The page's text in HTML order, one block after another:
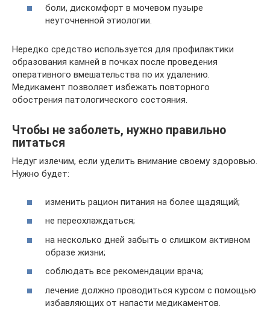
боли, дискомфорт в мочевом пузыре
неуточненной этиологии.
Нередко средство используется для профилактики
образования камней в почках после проведения
оперативного вмешательства по их удалению.
Медикамент позволяет избежать повторного
обострения патологического состояния.
Чтобы не заболеть, нужно правильно
питаться
Недуг излечим, если уделить внимание своему здоровью.
Нужно будет:
изменить рацион питания на более щадящий;
не переохлаждаться;
на несколько дней забыть о слишком активном
образе жизни;
соблюдать все рекомендации врача;
лечение должно проводиться курсом с помощью
избавляющих от напасти медикаментов.